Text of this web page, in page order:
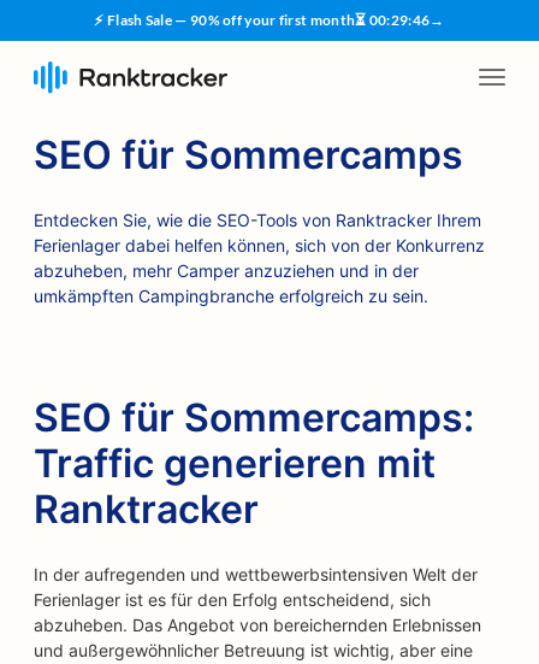
⚡ Flash Sale — 90% off your first month⏳ 00:29:45→
SEO für Sommercamps
Entdecken Sie, wie die SEO-Tools von Ranktracker Ihrem
Ferienlager dabei helfen können, sich von der Konkurrenz
abzuheben, mehr Camper anzuziehen und in der
umkämpften Campingbranche erfolgreich zu sein.
SEO für Sommercamps:
Traffic generieren mit
Ranktracker
In der aufregenden und wettbewerbsintensiven Welt der
Ferienlager ist es für den Erfolg entscheidend, sich
abzuheben. Das Angebot von bereichernden Erlebnissen
und außergewöhnlicher Betreuung ist wichtig, aber eine